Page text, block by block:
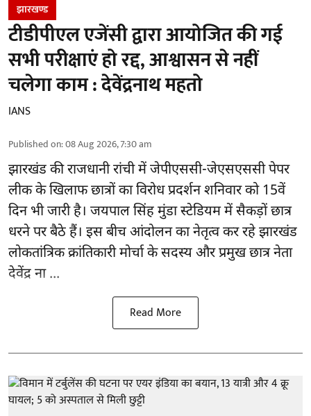
झारखण्‍ड
टीडीपीएल एजेंसी द्वारा आयोजित की गई
सभी परीक्षाएं हो रद्द, आश्वासन से नहीं
चलेगा काम : देवेंद्रनाथ महतो
IANS
Published on:08 Aug 2026, 7:30 am
झारखंड की राजधानी रांची मेंजेपीएससी-जेएसएससी पेपर
लीकके खिलाफ छात्रों का विरोध प्रदर्शन शनिवार को 15वें
दिन भी जारी है। जयपाल सिंह मुंडा स्टेडियम में सैकड़ों छात्र
धरने पर बैठे हैं। इस बीच आंदोलन का नेतृत्व कर रहे झारखंड
लोकतांत्रिक क्रांतिकारी मोर्चा के सदस्य और प्रमुख छात्र नेता
देवेंद्र ना ...
Read More